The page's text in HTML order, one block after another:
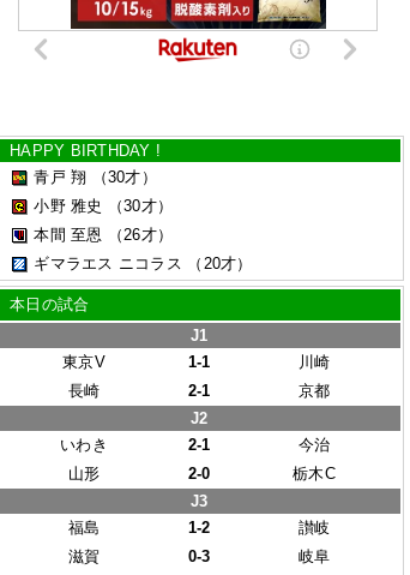
HAPPY BIRTHDAY !
青戸 翔
（30才）
小野 雅史
（30才）
本間 至恩
（26才）
ギマラエス ニコラス
（20才）
本日の試合
J1
東京V
1-1
川崎
長崎
2-1
京都
J2
いわき
2-1
今治
山形
2-0
栃木C
J3
福島
1-2
讃岐
滋賀
0-3
岐阜